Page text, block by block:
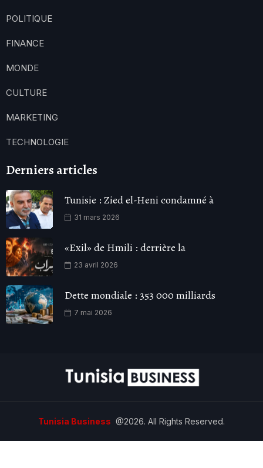
POLITIQUE
FINANCE
MONDE
CULTURE
MARKETING
TECHNOLOGIE
Derniers articles
Tunisie : Zied el-Heni condamné à
31 mars 2026
«Exil» de Hmili : derrière la
23 avril 2026
Dette mondiale : 353 000 milliards
7 mai 2026
Tunisia Business @2026. All Rights Reserved.